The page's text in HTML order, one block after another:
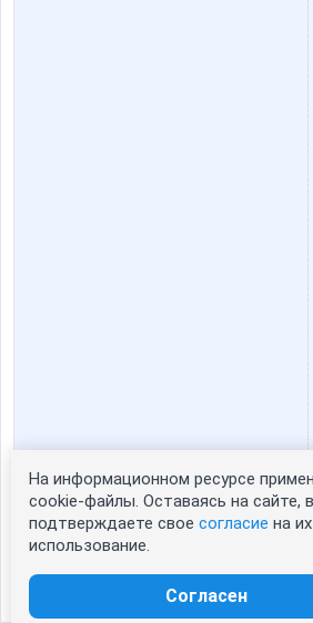
Статистика портрета:
сейчас просматривают портрет - 0
зарегистрированные пользователи
На информационном ресурсе
cookie-файлы. Оставаясь на сайте,
подтверждаете свое согласие на их
использование.
Согласен